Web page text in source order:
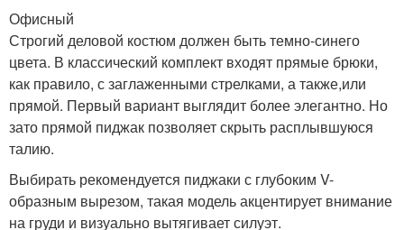
Офисный
Строгий деловой костюм должен быть темно-синего
цвета. В классический комплект входят прямые брюки,
как правило, с заглаженными стрелками, а также,или
прямой. Первый вариант выглядит более элегантно. Но
зато прямой пиджак позволяет скрыть расплывшуюся
талию.
Выбирать рекомендуется пиджаки с глубоким V-
образным вырезом, такая модель акцентирует внимание
на груди и визуально вытягивает силуэт.